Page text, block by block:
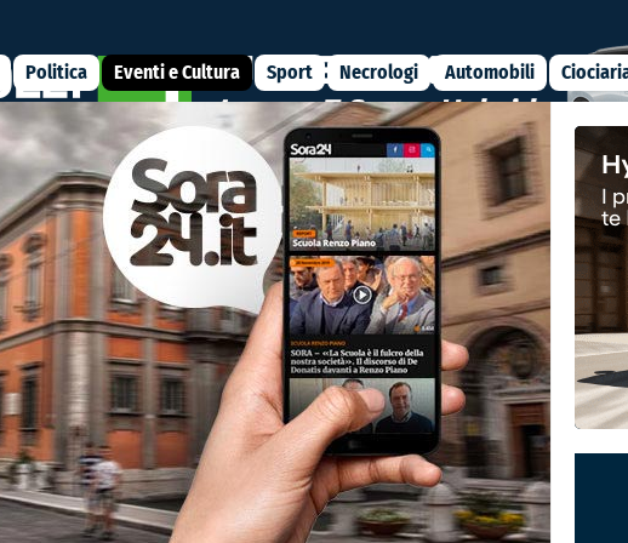
Politica Eventi e Cultura Sport Necrologi Automobili